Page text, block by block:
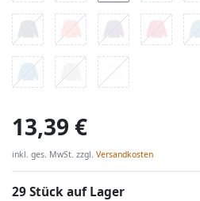
13,39 €
inkl. ges. MwSt. zzgl. Versandkosten
29 Stück auf Lager